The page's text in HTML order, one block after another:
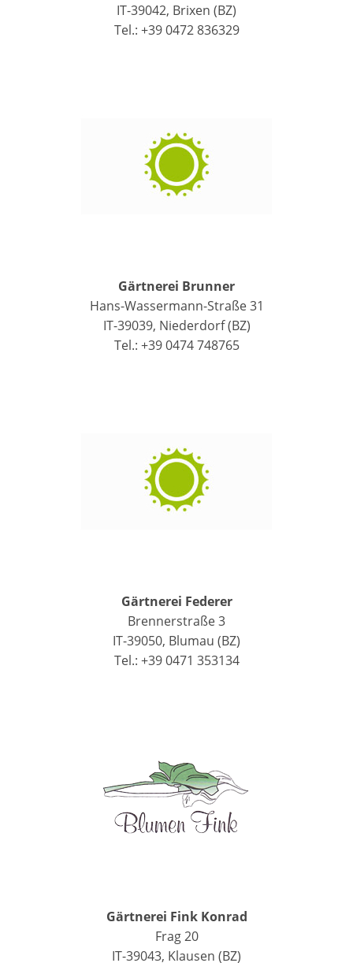
IT-39042, Brixen (BZ)
Tel.: +39 0472 836329
Gärtnerei Brunner
Hans-Wassermann-Straße 31
IT-39039, Niederdorf (BZ)
Tel.: +39 0474 748765
Gärtnerei Federer
Brennerstraße 3
IT-39050, Blumau (BZ)
Tel.: +39 0471 353134
Gärtnerei Fink Konrad
Frag 20
IT-39043, Klausen (BZ)